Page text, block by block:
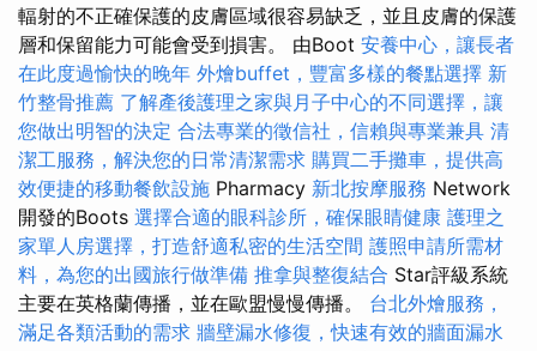
輻射的不正確保護的皮膚區域很容易缺乏，並且皮膚的保護
層和保留能力可能會受到損害。 由Boot 安養中心，讓長者
在此度過愉快的晚年 外燴buffet，豐富多樣的餐點選擇 新
竹整骨推薦 了解產後護理之家與月子中心的不同選擇，讓
您做出明智的決定 合法專業的徵信社，信賴與專業兼具 清
潔工服務，解決您的日常清潔需求 購買二手攤車，提供高
效便捷的移動餐飲設施 Pharmacy 新北按摩服務 Network
開發的Boots 選擇合適的眼科診所，確保眼睛健康 護理之
家單人房選擇，打造舒適私密的生活空間 護照申請所需材
料，為您的出國旅行做準備 推拿與整復結合 Star評級系統
主要在英格蘭傳播，並在歐盟慢慢傳播。 台北外燴服務，
滿足各類活動的需求 牆壁漏水修復，快速有效的牆面漏水